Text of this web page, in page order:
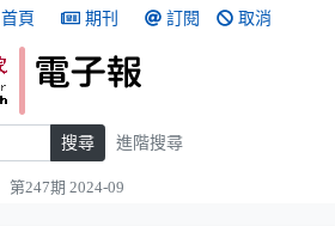
首頁 期刊 訂閱 取消
搜尋 進階搜尋
第247期 2024-09